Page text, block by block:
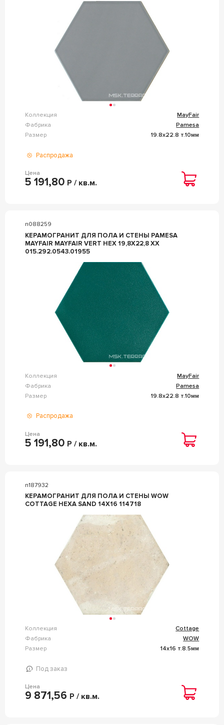
Коллекция
MayFair
Фабрика
Pamesa
Размер
19.8x22.8 т.10мм
Распродажа
Цена
5 191,80 Р / кв.м.
n088259
КЕРАМОГРАНИТ ДЛЯ ПОЛА И СТЕНЫ PAMESA
MAYFAIR MAYFAIR VERT HEX 19,8X22,8 XX
015.292.0543.01955
Коллекция
MayFair
Фабрика
Pamesa
Размер
19.8x22.8 т.10мм
Распродажа
Цена
5 191,80 Р / кв.м.
n187932
КЕРАМОГРАНИТ ДЛЯ ПОЛА И СТЕНЫ WOW
COTTAGE HEXA SAND 14X16 114718
Коллекция
Cottage
Фабрика
WOW
Размер
14x16 т.8.5мм
Под заказ
Цена
9 871,56 Р / кв.м.